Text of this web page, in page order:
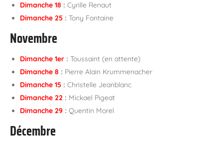
Dimanche 18 : Cyrille Renaut
Dimanche 25 : Tony Fontaine
Novembre
Dimanche 1er : Toussaint (en attente)
Dimanche 8 : Pierre Alain Krummenacher
Dimanche 15 : Christelle Jeanblanc
Dimanche 22 : Mickael Pigeat
Dimanche 29 : Quentin Morel
Décembre